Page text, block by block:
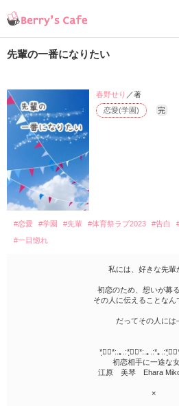
先輩の一番になりたい
恋愛(学園) 完
春野せり ／著
#恋愛 #学園 #先輩 #体育祭ラブ2023 #告白
#一目惚れ
私には、好きな先輩
初恋のため、想いが募
その人に伝えることなん
だってその人に
*ฺ✤ฺ*:.｡.:*ฺ✤ฺ*:.｡.:*｡.:*ฺ✤ฺ
初恋相手に一途な
江原 美琴 Ehara
×